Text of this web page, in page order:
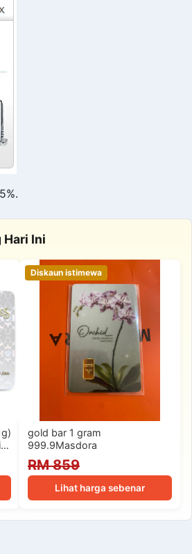
Ini
Diskaun istimewa
gold bar 1 gram
999.9Masdora
RM 859
Lihat harga sebenar